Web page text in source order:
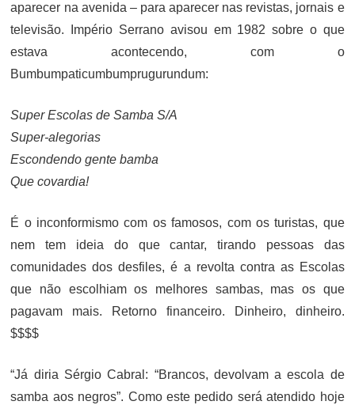
aparecer na avenida – para aparecer nas revistas, jornais e
televisão. Império Serrano avisou em 1982 sobre o que
estava acontecendo, com o
Bumbumpaticumbumprugurundum:
Super Escolas de Samba S/A
Super-alegorias
Escondendo gente bamba
Que covardia!
É o inconformismo com os famosos, com os turistas, que
nem tem ideia do que cantar, tirando pessoas das
comunidades dos desfiles, é a revolta contra as Escolas
que não escolhiam os melhores sambas, mas os que
pagavam mais. Retorno financeiro. Dinheiro, dinheiro.
$$$$
“Já diria Sérgio Cabral: “Brancos, devolvam a escola de
samba aos negros”. Como este pedido será atendido hoje